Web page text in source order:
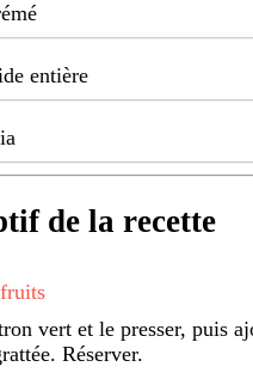
entière
de la recette
vert et le presser, puis
Réserver.